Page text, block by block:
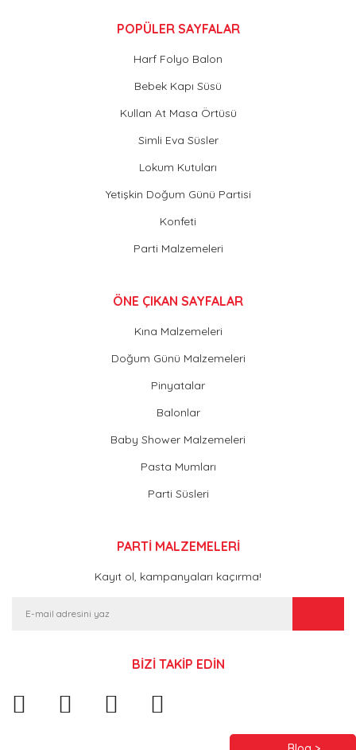
POPÜLER SAYFALAR
Harf Folyo Balon
Bebek Kapı Süsü
Kullan At Masa Örtüsü
Simli Eva Süsler
Lokum Kutuları
Yetişkin Doğum Günü Partisi
Konfeti
Parti Malzemeleri
ÖNE ÇIKAN SAYFALAR
Kına Malzemeleri
Doğum Günü Malzemeleri
Pinyatalar
Balonlar
Baby Shower Malzemeleri
Pasta Mumları
Parti Süsleri
PARTİ MALZEMELERİ
Kayıt ol, kampanyaları kaçırma!
BİZİ TAKİP EDİN